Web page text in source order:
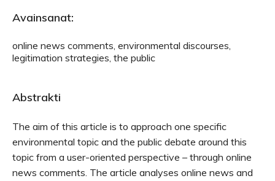
Avainsanat:
online news comments, environmental discourses,
legitimation strategies, the public
Abstrakti
The aim of this article is to approach one specific
environmental topic and the public debate around this
topic from a user-oriented perspective – through online
news comments. The article analyses online news and